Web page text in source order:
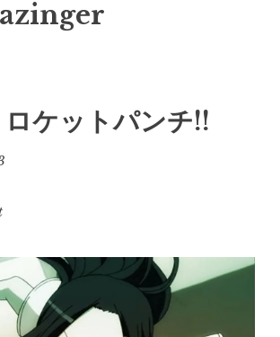
ケットパンチ!!